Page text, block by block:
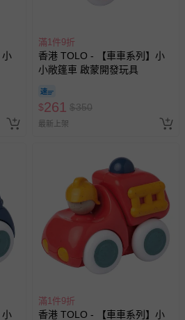
小
滿1件9折
香港 TOLO - 【車車系列】小
小敞篷車 啟蒙開發玩具
$261 $350
最新上架
小
滿1件9折
香港 TOLO - 【車車系列】小